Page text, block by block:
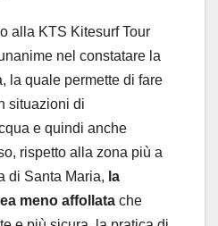
alla KTS Kitesurf Tour
nel constatare la
la quale permette di fare
situazioni di
e quindi anche
rispetto alla zona più a
di Santa Maria, la
meno affollata che